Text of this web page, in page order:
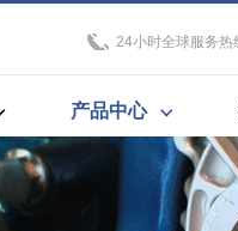
24小时全球服务热
产品中心